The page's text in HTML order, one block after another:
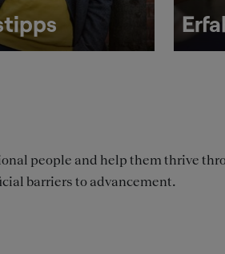
people and help them thrive
barriers to advancement.